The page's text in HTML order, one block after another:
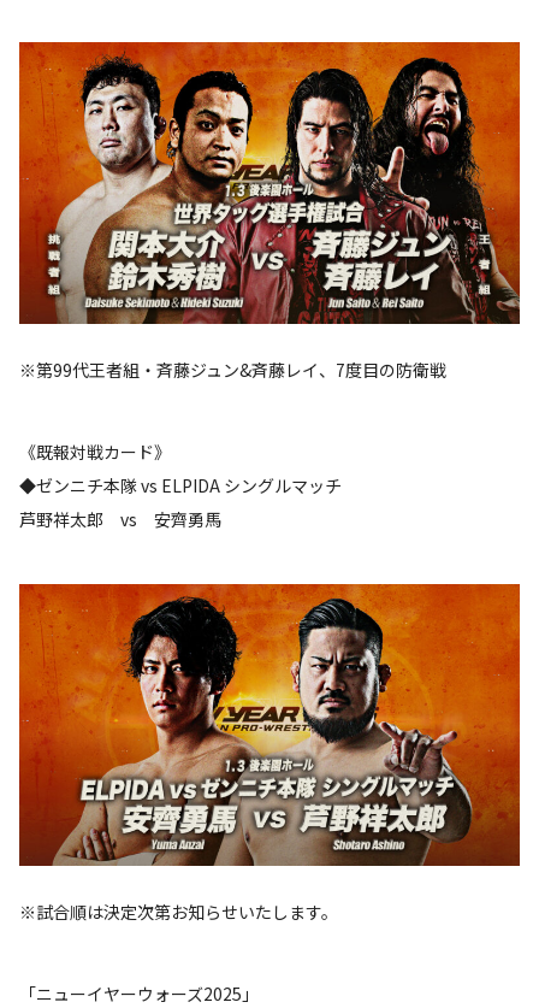
※第99代王者組・斉藤ジュン&斉藤レイ、7度目の防衛戦
《既報対戦カード》
◆ゼンニチ本隊 vs ELPIDA シングルマッチ
芦野祥太郎 vs 安齊勇馬
※試合順は決定次第お知らせいたします。
「ニューイヤーウォーズ2025」